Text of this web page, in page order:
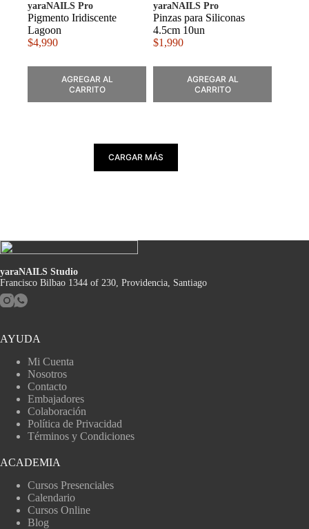
yaraNAILS Pro
Pigmento Iridiscente
Lagoon
$4,990
AGREGAR AL
CARRITO
yaraNAILS Pro
Pinzas para Siliconas
4.5cm 10un
$1,990
AGREGAR AL
CARRITO
CARGAR MÁS
yaraNAILS Studio
Francisco Bilbao 1344 of 230, Providencia, Santiago
AYUDA
Mi Cuenta
Nosotros
Contacto
Embajadores
Colaboración
Política de Privacidad
Términos y Condiciones
ACADEMIA
Cursos Presenciales
Calendario
Cursos Online
Blog